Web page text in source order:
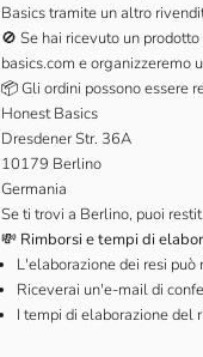
Basics tramite un altro
🚫 Se hai ricevuto un
basics.com e organizzeremo
📦 Gli ordini possono essere
Honest Basics
Dresdener Str. 36A
10179 Berlino
Germania
Se ti trovi a Berlino, puoi
💸 Rimborsi e tempi di
L'elaborazione dei resi
Riceverai un'e-mail di
I tempi di elaborazione del